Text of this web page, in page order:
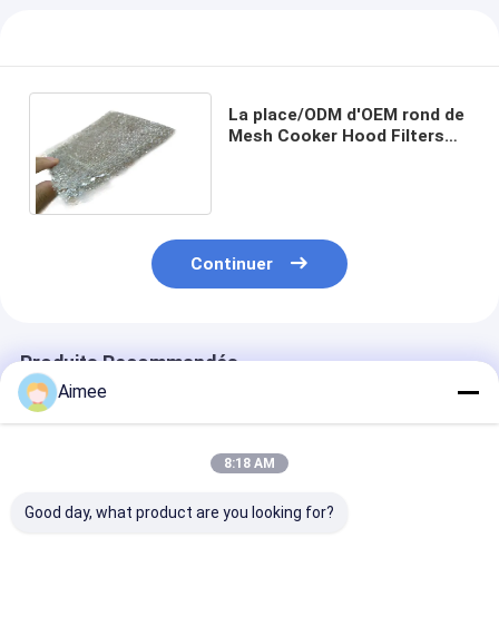
La place/ODM d'OEM rond de
Mesh Cooker Hood Filters
Continuer
Produits Recommandés
Aimee
8:18 AM
Good day, what product are you looking for?